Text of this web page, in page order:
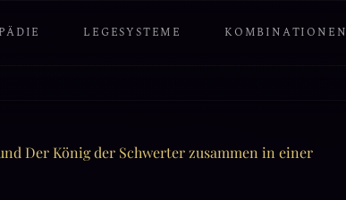
LEGESYSTEME KOMBINATIONEN
Der König der Schwerter zusammen in einer